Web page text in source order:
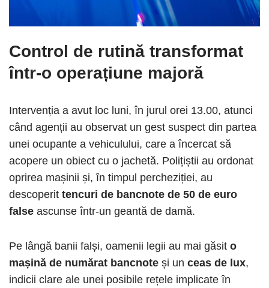
Control de rutină transformat
într-o operațiune majoră
Intervenția a avut loc luni, în jurul orei 13.00, atunci
când agenții au observat un gest suspect din partea
unei ocupante a vehiculului, care a încercat să
acopere un obiect cu o jachetă. Polițiștii au ordonat
oprirea mașinii și, în timpul percheziției, au
descoperit tencuri de bancnote de 50 de euro
false ascunse într-un geantă de damă.
Pe lângă banii falși, oamenii legii au mai găsit o
mașină de numărat bancnote și un ceas de lux,
indicii clare ale unei posibile rețele implicate în